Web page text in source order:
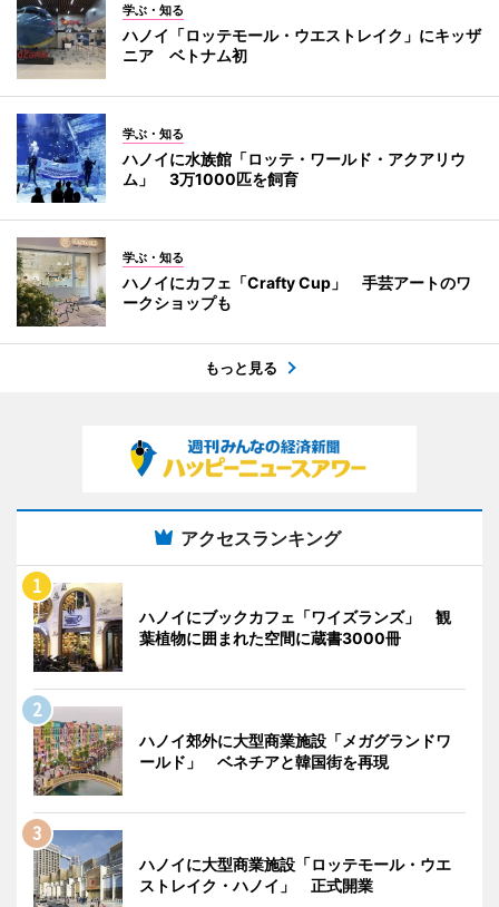
学ぶ・知る
ハノイ「ロッテモール・ウエストレイク」にキッザ
ニア ベトナム初
学ぶ・知る
ハノイに水族館「ロッテ・ワールド・アクアリウ
ム」 3万1000匹を飼育
学ぶ・知る
ハノイにカフェ「Crafty Cup」 手芸アートのワ
ークショップも
もっと見る
アクセスランキング
ハノイにブックカフェ「ワイズランズ」 観
葉植物に囲まれた空間に蔵書3000冊
ハノイ郊外に大型商業施設「メガグランドワ
ールド」 ベネチアと韓国街を再現
ハノイに大型商業施設「ロッテモール・ウエ
ストレイク・ハノイ」 正式開業